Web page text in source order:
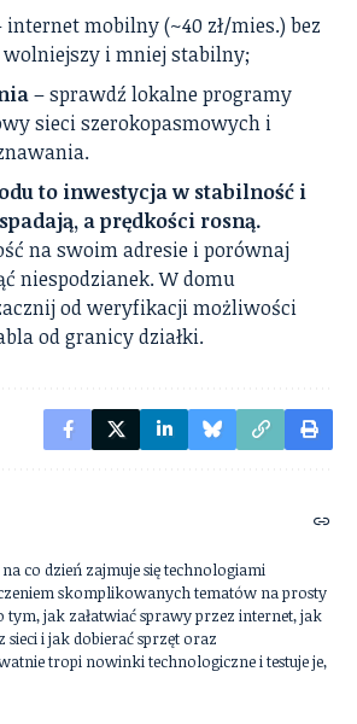
internet mobilny (~40 zł/mies.) bez
i mniej stabilny;
– sprawdź lokalne programy
sieci szerokopasmowych i
to inwestycja w stabilność i
a prędkości rosną.
na swoim adresie i porównaj
niespodzianek. W domu
od weryfikacji możliwości
od granicy działki.
co dzień zajmuje się technologiami
skomplikowanych tematów na prosty
tym, jak załatwiać sprawy przez internet, jak
sieci i jak dobierać sprzęt oraz
tropi nowinki technologiczne i testuje je,